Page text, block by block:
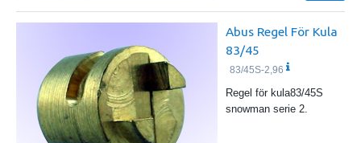
Abus Regel För Kula
83/45
83/45S-2,96
Regel för kula83/45S
snowman serie 2.